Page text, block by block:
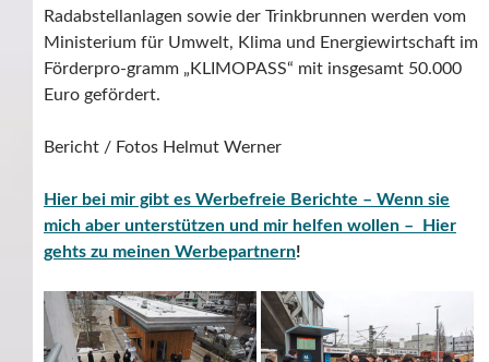
Radabstellanlagen sowie der Trinkbrunnen werden vom
Ministerium für Umwelt, Klima und Energiewirtschaft im
Förderpro-gramm „KLIMOPASS“ mit insgesamt 50.000
Euro gefördert.
Bericht / Fotos Helmut Werner
Hier bei mir gibt es Werbefreie Berichte – Wenn sie
mich aber unterstützen und mir helfen wollen – Hier
gehts zu meinen Werbepartnern!